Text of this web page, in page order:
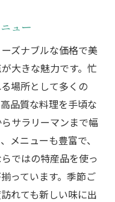
お店
明大前駅がおすす
り
ごし方
ポイント
力
ュー
ズナブルな価格で美
大きな魅力です。忙
場所として多くの
品質な料理を手頃な
サラリーマンまで幅
メニューも豊富で、
ではの特産品を使っ
っています。季節ご
れても新しい味に出